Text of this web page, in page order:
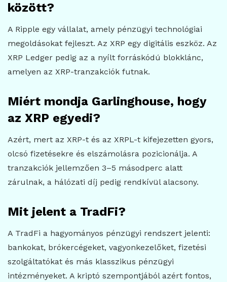
között?
A Ripple egy vállalat, amely pénzügyi technológiai
megoldásokat fejleszt. Az XRP egy digitális eszköz. Az
XRP Ledger pedig az a nyílt forráskódú blokklánc,
amelyen az XRP-tranzakciók futnak.
Miért mondja Garlinghouse, hogy
az XRP egyedi?
Azért, mert az XRP-t és az XRPL-t kifejezetten gyors,
olcsó fizetésekre és elszámolásra pozicionálja. A
tranzakciók jellemzően 3–5 másodperc alatt
zárulnak, a hálózati díj pedig rendkívül alacsony.
Mit jelent a TradFi?
A TradFi a hagyományos pénzügyi rendszert jelenti:
bankokat, brókercégeket, vagyonkezelőket, fizetési
szolgáltatókat és más klasszikus pénzügyi
intézményeket. A kriptó szempontjából azért fontos,